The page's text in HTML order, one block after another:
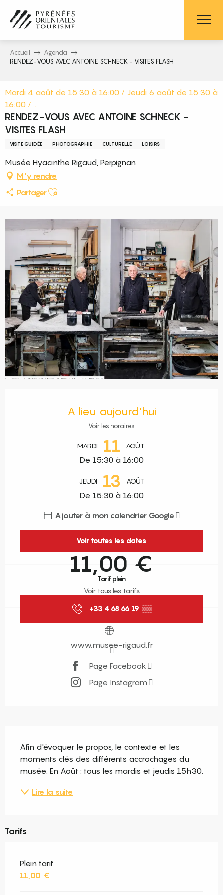
contenu
principal
Accueil
Agenda
RENDEZ-VOUS AVEC ANTOINE SCHNECK - VISITES FLASH
Mardi 4 août de 15:30 à 16:00 / Jeudi 6 août de 15:30 à
16:00 / ...
RENDEZ-VOUS AVEC ANTOINE SCHNECK -
VISITES FLASH
VISITE GUIDÉE PHOTOGRAPHIE CULTURELLE LOISIRS
Musée Hyacinthe Rigaud, Perpignan
M'y rendre
PartagerAjouter aux favoris
A lieu aujourd'hui
Voir les horaires
MARDI 11 AOÛT
De 15:30 à 16:00
JEUDI 13 AOÛT
De 15:30 à 16:00
Ajouter à mon calendrier Google
Voir toutes les dates
11,00 €
Tarif plein
Voir tous les tarifs
+33 4 68 66 19 ▒▒
www.musee-rigaud.fr
Page Facebook
Page Instagram
Afin d'évoquer le propos, le contexte et les
moments clés des différents accrochages du
musée. En Août : tous les mardis et jeudis 15h30.
Lire la suite
Tarifs
Plein tarif
11,00 €